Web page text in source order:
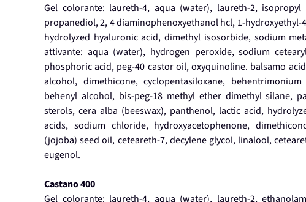
Gel colorante: laureth-4, aqua (water), laureth-2,
propanediol, 2, 4 diaminophenoxyethanol hcl, 1-
hydrolyzed hyaluronic acid, dimethyl isosorbide, sodium
attivante: aqua (water), hydrogen peroxide, sodium
phosphoric acid, peg-40 castor oil, oxyquinoline. balsamo
alcohol, dimethicone, cyclopentasiloxane,
behenyl alcohol, bis-peg-18 methyl ether dimethyl silane,
sterols, cera alba (beeswax), panthenol, lactic acid,
acids, sodium chloride, hydroxyacetophenone,
(jojoba) seed oil, ceteareth-7, decylene glycol, linalool,
eugenol.
Castano 400
Gel colorante: laureth-4, aqua (water), laureth-2,